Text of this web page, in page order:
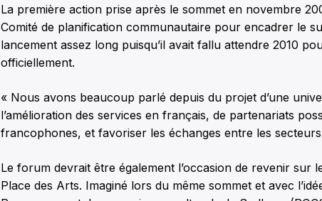
La première action prise après le sommet en novembre
Comité de planification communautaire pour encadrer le
lancement assez long puisqu’il avait fallu attendre 2010
officiellement.
« Nous avons beaucoup parlé depuis du projet d’une
l’amélioration des services en français, de partenariats
francophones, et favoriser les échanges entre les
Le forum devrait être également l’occasion de revenir sur
Place des Arts. Imaginé lors du même sommet et avec